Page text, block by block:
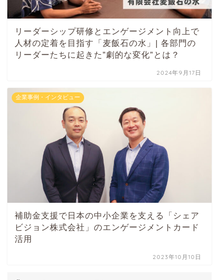
リーダーシップ研修とエンゲージメント向上で
人材の定着を目指す「麦飯石の水」| 各部門の
リーダーたちに起きた”劇的な変化”とは？
2024年9月17日
企業事例・インタビュー
補助金支援で日本の中小企業を支える「シェア
ビジョン株式会社」のエンゲージメントカード
活用
2023年10月10日